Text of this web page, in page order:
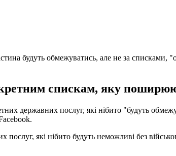
будуть обмежуватись, але не за
спискам, яку
державних послуг, які нібито "будуть
які нібито будуть неможливі без